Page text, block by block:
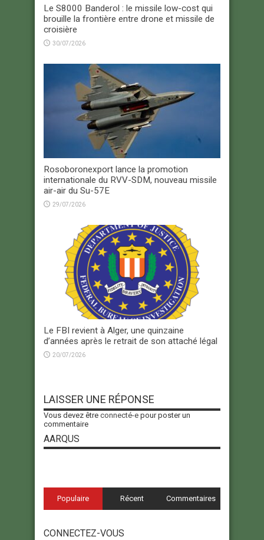
Le S8000 Banderol : le missile low-cost qui
brouille la frontière entre drone et missile de
croisière
30/07/2026
Rosoboronexport lance la promotion
internationale du RVV-SDM, nouveau missile
air-air du Su-57E
29/07/2026
Le FBI revient à Alger, une quinzaine
d’années après le retrait de son attaché légal
20/07/2026
LAISSER UNE RÉPONSE
Vous devez être connecté-e pour poster un
commentaire
AARQUS
Populaire Récent Commentaires
CONNECTEZ-VOUS